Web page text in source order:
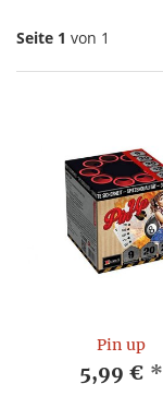
Seite 1 von 1
Pin up
5,99 € *